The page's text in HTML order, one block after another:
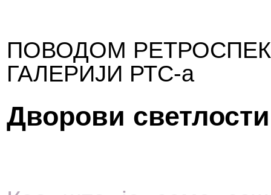
ПОВОДОМ
ГАЛЕРИЈИ РТС-а
Дворови